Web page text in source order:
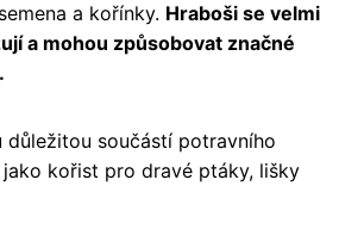
a kořínky. Hraboši se velmi
a mohou způsobovat značné
důležitou součástí potravního
kořist pro dravé ptáky, lišky